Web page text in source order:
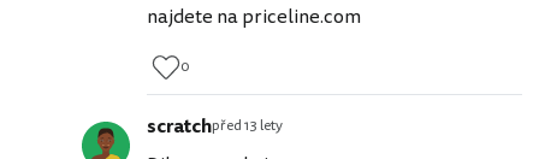
najdete na priceline.com
0
scratchpřed 13 lety